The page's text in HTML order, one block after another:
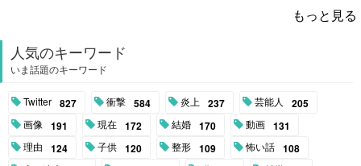
もっと見る
人気のキーワード
いま話題のキーワード
Twitter 827 衝撃 584 炎上 237 芸能人 205
画像 191 現在 172 結婚 170 動画 131
理由 124 子供 120 整形 109 怖い話 108